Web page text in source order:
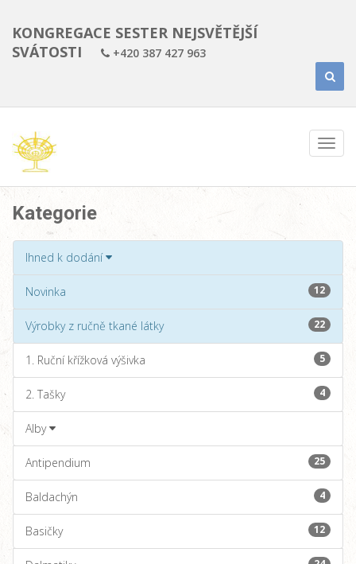
KONGREGACE SESTER NEJSVĚTĚJŠÍ
SVÁTOSTI
+420 387 427 963
Kategorie
Ihned k dodání
Novinka 12
Výrobky z ručně tkané látky 22
1. Ruční křížková výšivka 5
2. Tašky 4
Alby
Antipendium 25
Baldachýn 4
Basičky 12